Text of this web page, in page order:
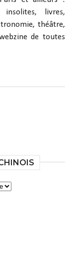
livres,
théâtre,
de toutes